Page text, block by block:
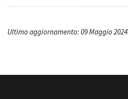
Ultimo aggiornamento: 09 Maggio 2024